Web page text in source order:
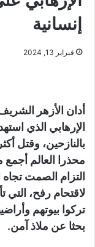
إنسانية
فبراير 13, 2024
أدان الأزهر
الإرهابي الذي
محذرا العالم
التزام الصمت
لاقتحام رفح،
تركوا بيوتهم
بحثا عن ملاذ آمن.‏